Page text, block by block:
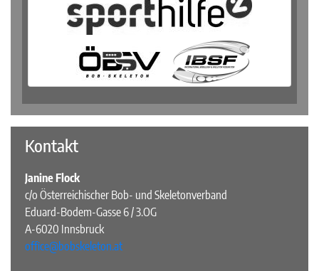
Kontakt
Janine Flock
c/o Österreichischer Bob- und Skeletonverband
Eduard-Bodem-Gasse 6 / 3.OG
A-6020 Innsbruck
office@bobskeleton.at